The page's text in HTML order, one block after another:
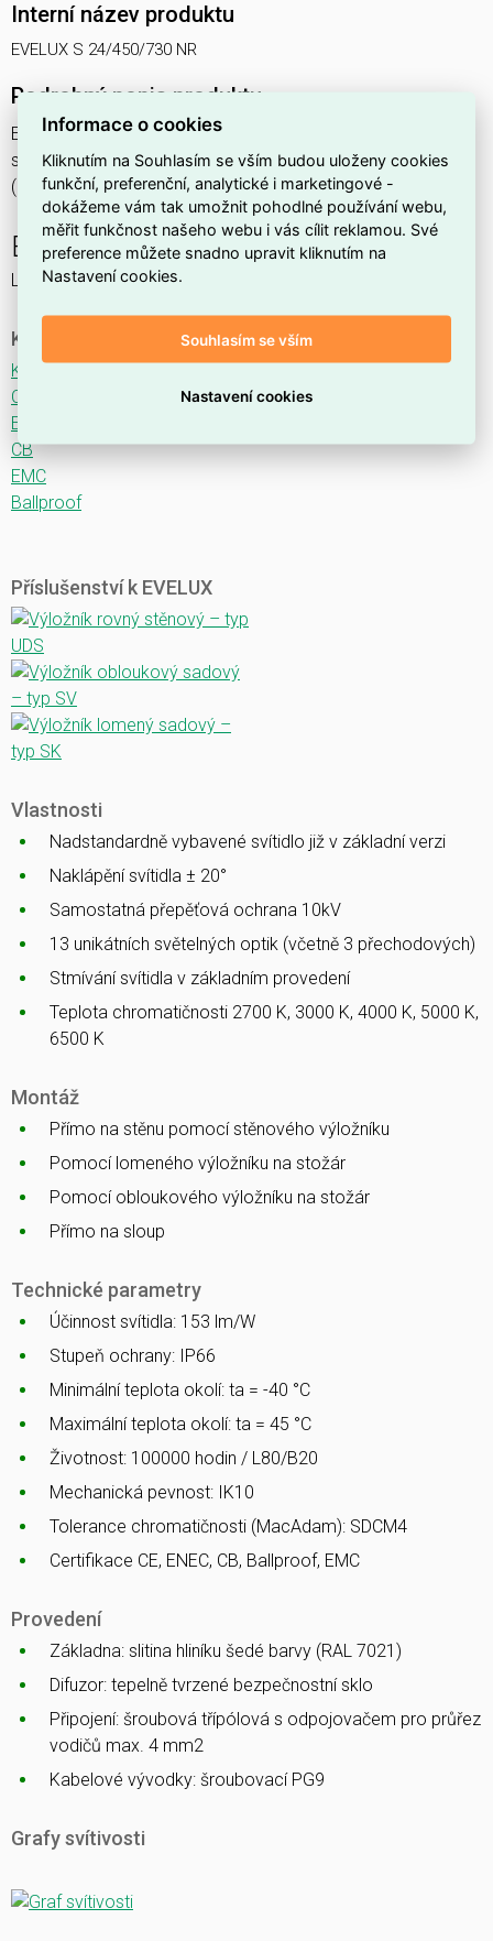
Interní název produktu
EVELUX S 24/450/730 NR
Podrobný popis produktu
EVELUX S 24/450/730 NR 39W IP66
svítidlo pouliční s modulem LED, spektrum 730A3, optika NR
(Narrow Road TYPE II ME3)
EVELUX
LED svítidlo pro osvětlení komunikací.
Ke stažení
Katalogový list
CE
ENEC
CB
EMC
Ballproof
Příslušenství k EVELUX
Vlastnosti
Nadstandardně vybavené svítidlo již v základní verzi
Naklápění svítidla ± 20°
Samostatná přepěťová ochrana 10kV
13 unikátních světelných optik (včetně 3 přechodových)
Stmívání svítidla v základním provedení
Teplota chromatičnosti 2700 K, 3000 K, 4000 K, 5000 K,
6500 K
Montáž
Přímo na stěnu pomocí stěnového výložníku
Pomocí lomeného výložníku na stožár
Pomocí obloukového výložníku na stožár
Přímo na sloup
Technické parametry
Účinnost svítidla: 153 lm/W
Stupeň ochrany: IP66
Minimální teplota okolí: ta = -40 °C
Maximální teplota okolí: ta = 45 °C
Životnost: 100000 hodin / L80/B20
Mechanická pevnost: IK10
Tolerance chromatičnosti (MacAdam): SDCM4
Certifikace CE, ENEC, CB, Ballproof, EMC
Provedení
Základna: slitina hliníku šedé barvy (RAL 7021)
Difuzor: tepelně tvrzené bezpečnostní sklo
Připojení: šroubová třípólová s odpojovačem pro průřez
vodičů max. 4 mm2
Kabelové vývodky: šroubovací PG9
Grafy svítivosti
Informace o cookies
Kliknutím na Souhlasím se vším budou uloženy cookies
funkční, preferenční, analytické i marketingové -
dokážeme vám tak umožnit pohodlné používání webu,
měřit funkčnost našeho webu i vás cílit reklamou. Své
preference můžete snadno upravit kliknutím na
Nastavení cookies.
Souhlasím se vším
Nastavení cookies